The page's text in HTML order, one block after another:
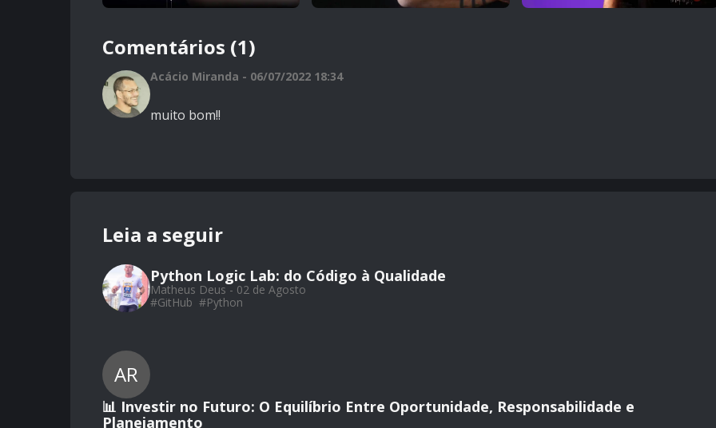
Comentários (1)
Acácio Miranda - 06/07/2022 18:34
muito bom!!
Leia a seguir
Python Logic Lab: do Código à Qualidade
Matheus Deus - 02 de Agosto
#GitHub #Python
AR
📊 Investir no Futuro: O Equilíbrio Entre Oportunidade, Responsabilidade e
Planejamento